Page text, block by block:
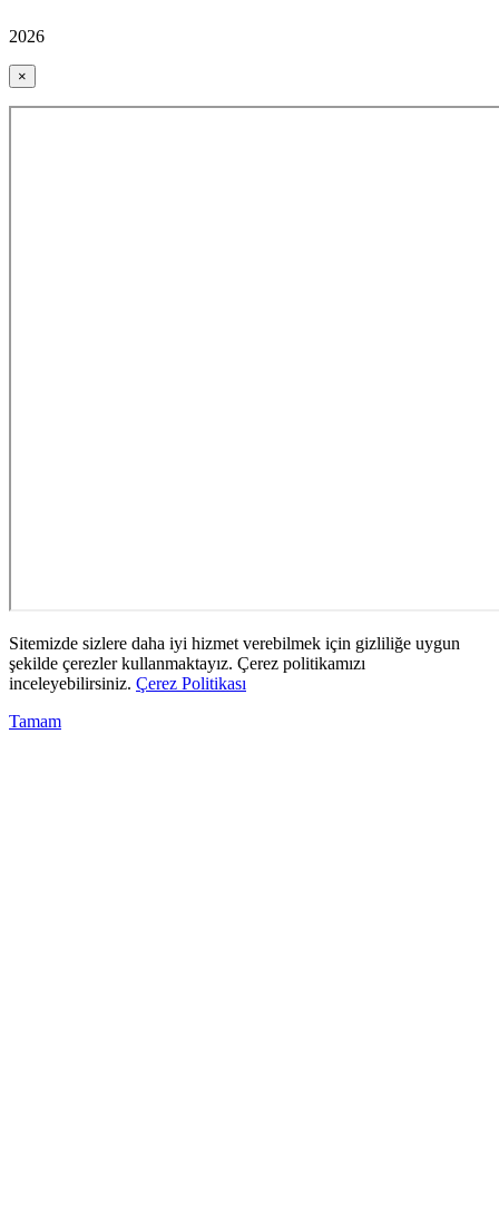
2026
×
Sitemizde sizlere daha iyi hizmet verebilmek için gizliliğe uygun
şekilde çerezler kullanmaktayız. Çerez politikamızı
inceleyebilirsiniz. Çerez Politikası
Tamam